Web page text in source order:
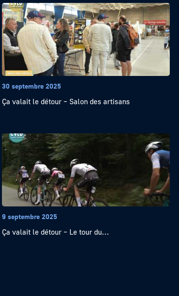
30 septembre 2025
Ça valait le détour – Salon des artisans
9 septembre 2025
Ça valait le détour – Le tour du...